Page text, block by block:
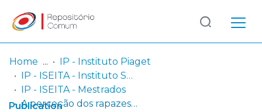
Communities
& Collections
Log
In
(current)
Home
IP - Instituto Piaget
IP - ISEITA - Instituto Superior de Estudos Interculturais e Transdisciplinares de Almada
IP - ISEITA - Mestrados
A perceção dos rapazes e das raparigas em relação à formação de grupos em ed. física em contexto pandémico
Publication